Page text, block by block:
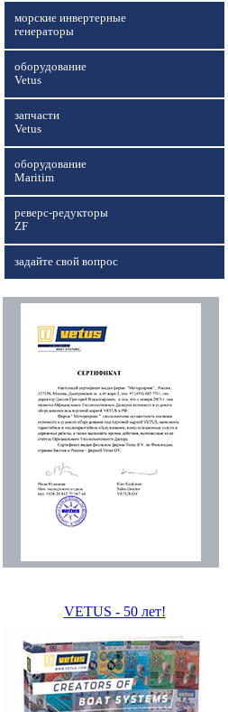
морские инвертерные
генераторы
оборудование
Vetus
запчасти
Vetus
оборудование
Maritim
реверс-редукторы
ZF
задайте свой вопрос
VETUS - 50 лет!